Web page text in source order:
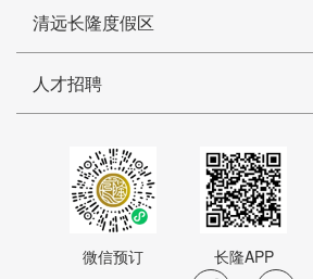
清远长隆度假区
人才招聘
微信预订 长隆APP